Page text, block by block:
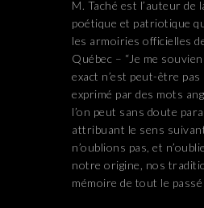
M. Taché est l’auteur de
poétique et patriotique
les armoiries officielles
Québec – “Je me
exact n’est peut-être
exprimé par des mots
l’on peut sans doute
attribuant le sens
n’oublions pas, et
notre origine, nos
mémoire de tout le passé